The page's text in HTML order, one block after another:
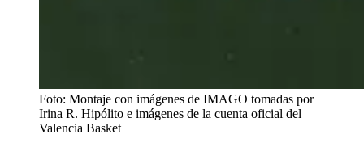
Foto: Montaje con imágenes de IMAGO tomadas por
Irina R. Hipólito e imágenes de la cuenta oficial del
Valencia Basket